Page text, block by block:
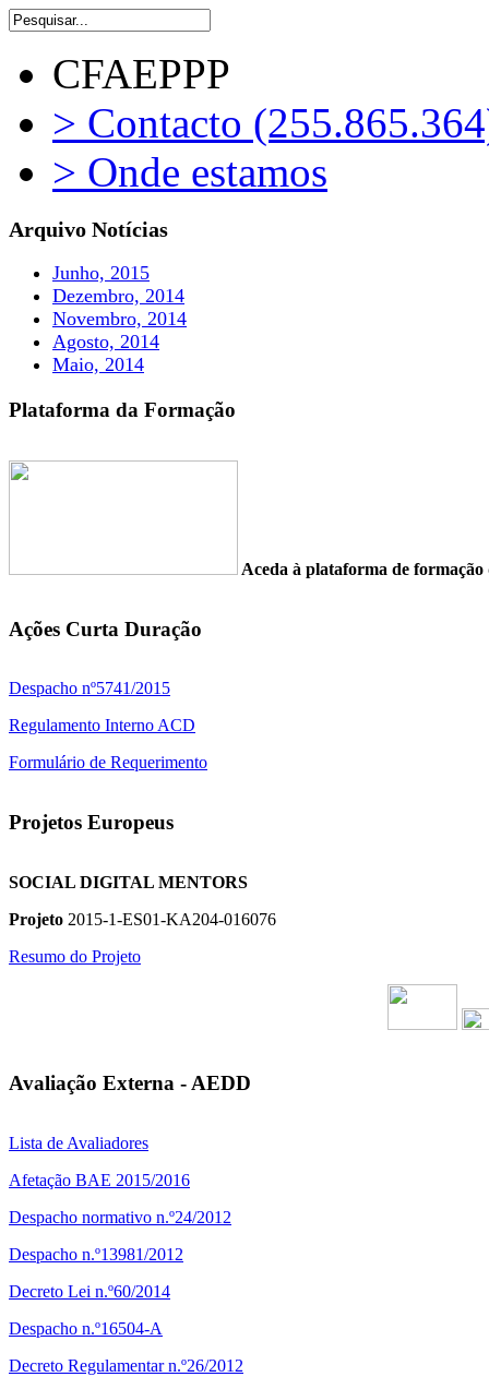
CFAEPPP
> Contacto
> Onde estamos
Plataforma da Formação
Aceda à plataforma de
Ações Curta Duração
Despacho nº5741/2015
Regulamento Interno ACD
Formulário de Requerimento
Projetos Europeus
SOCIAL DIGITAL MENTORS
Projeto 2015-1-ES01-KA204-016076
Resumo do Projeto
Avaliação Externa - AEDD
Lista de Avaliadores
Afetação BAE 2015/2016
Despacho normativo n.º24/2012
Despacho n.º13981/2012
Decreto Lei n.º60/2014
Despacho n.º16504-A
Decreto Regulamentar n.º26/2012
Arquivo Notícias
Junho, 2015
Dezembro, 2014
Novembro, 2014
Agosto, 2014
Maio, 2014